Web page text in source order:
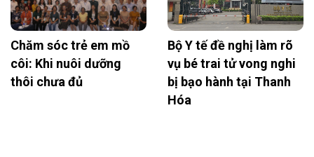
Chăm sóc trẻ em mồ
côi: Khi nuôi dưỡng
thôi chưa đủ
Bộ Y tế đề nghị làm rõ
vụ bé trai tử vong nghi
bị bạo hành tại Thanh
Hóa